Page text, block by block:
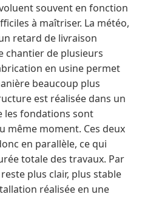
souvent en fonction
à maîtriser. La météo,
retard de livraison
chantier de plusieurs
en usine permet
beaucoup plus
est réalisée dans un
les fondations sont
même moment. Ces deux
en parallèle, ce qui
totale des travaux. Par
plus clair, plus stable
réalisée en une